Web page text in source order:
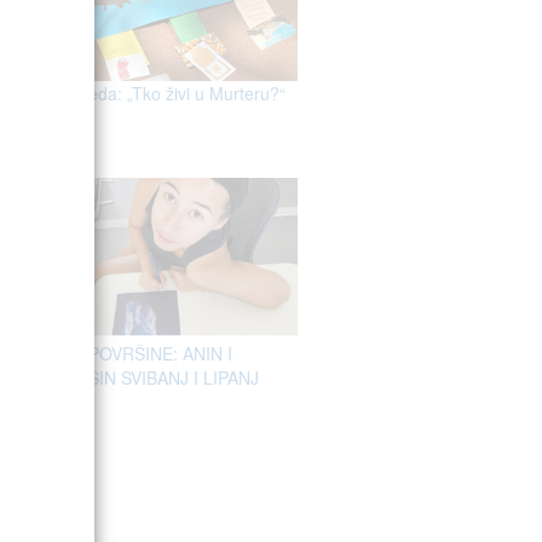
Eko-srijeda: „Tko živi u Murteru?“
ISPOD POVRŠINE: ANIN I
THERESIN SVIBANJ I LIPANJ